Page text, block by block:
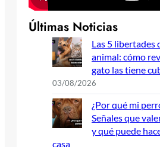
Últimas Noticias
Las 5 libertades
animal: cómo
gato las tiene
03/08/2026
¿Por qué mi
Señales que
y qué puede
casa